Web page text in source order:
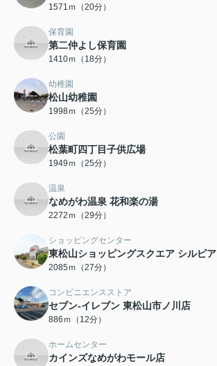
1571ｍ（20分）
保育園
第二仲よし保育園
1410ｍ（18分）
幼稚園
松山幼稚園
1998ｍ（25分）
公園
松葉町四丁目子供広場
1949ｍ（25分）
温泉
なめがわ温泉 花和楽の湯
2272ｍ（29分）
ショッピングセンター
東松山ショッピングスクエア シルピア
2085ｍ（27分）
コンビニエンスストア
セブン-イレブン 東松山市ノ川店
886ｍ（12分）
ホームセンター
カインズなめがわモール店